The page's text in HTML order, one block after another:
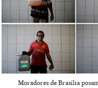
Moradores de Brasília